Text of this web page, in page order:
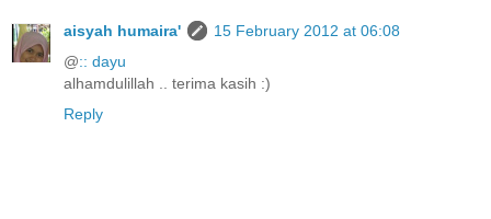
aisyah humaira'
15 February 2012 at 06:08
@:: dayu
alhamdulillah .. terima kasih :)
Reply